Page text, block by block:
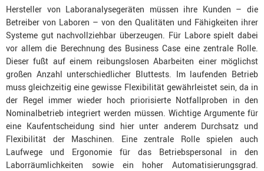
Hersteller von Laboranalysegeräten müssen ihre Kunden – die
Betreiber von Laboren – von den Qualitäten und Fähigkeiten ihrer
Systeme gut nachvollziehbar überzeugen. Für Labore spielt dabei
vor allem die Berechnung des Business Case eine zentrale Rolle.
Dieser fußt auf einem reibungslosen Abarbeiten einer möglichst
großen Anzahl unterschiedlicher Bluttests. Im laufenden Betrieb
muss gleichzeitig eine gewisse Flexibilität gewährleistet sein, da in
der Regel immer wieder hoch priorisierte Notfallproben in den
Nominalbetrieb integriert werden müssen. Wichtige Argumente für
eine Kaufentscheidung sind hier unter anderem Durchsatz und
Flexibilität der Maschinen. Eine zentrale Rolle spielen auch
Laufwege und Ergonomie für das Betriebspersonal in den
Laborräumlichkeiten sowie ein hoher Automatisierungsgrad.